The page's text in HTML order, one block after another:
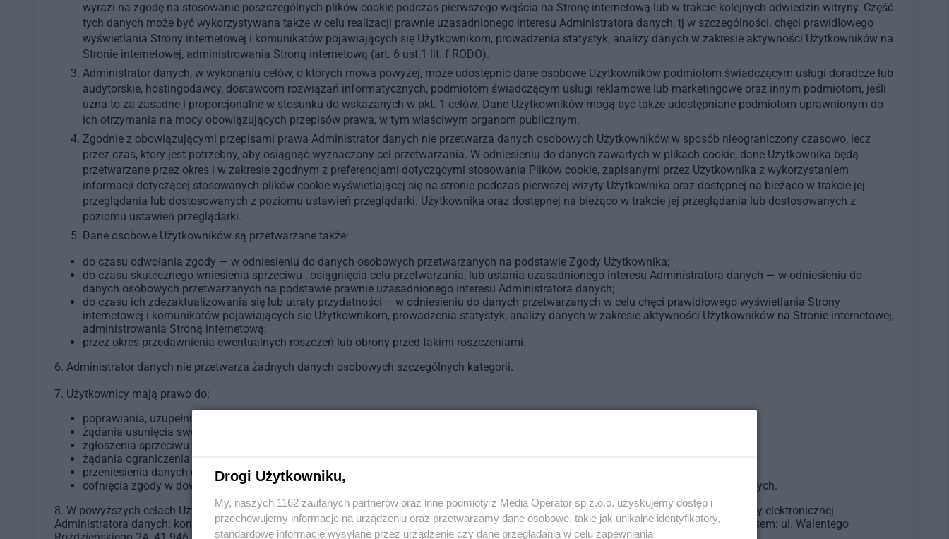
wyrazi na zgodę na stosowanie poszczególnych plików cookie podczas pierwszego wejścia na Stronę internetową lub w trakcie kolejnych odwiedzin witryny. Część
tych danych może być wykorzystywana także w celu realizacji prawnie uzasadnionego interesu Administratora danych, tj w szczególności. chęci prawidłowego
wyświetlania Strony internetowej i komunikatów pojawiających się Użytkownikom, prowadzenia statystyk, analizy danych w zakresie aktywności Użytkowników na
Stronie internetowej, administrowania Stroną internetową (art. 6 ust.1 lit. f RODO).
Administrator danych, w wykonaniu celów, o których mowa powyżej, może udostępnić dane osobowe Użytkowników podmiotom świadczącym usługi doradcze lub
audytorskie, hostingodawcy, dostawcom rozwiązań informatycznych, podmiotom świadczącym usługi reklamowe lub marketingowe oraz innym podmiotom, jeśli
uzna to za zasadne i proporcjonalne w stosunku do wskazanych w pkt. 1 celów. Dane Użytkowników mogą być także udostępniane podmiotom uprawnionym do
ich otrzymania na mocy obowiązujących przepisów prawa, w tym właściwym organom publicznym.
Zgodnie z obowiązującymi przepisami prawa Administrator danych nie przetwarza danych osobowych Użytkowników w sposób nieograniczony czasowo, lecz
przez czas, który jest potrzebny, aby osiągnąć wyznaczony cel przetwarzania. W odniesieniu do danych zawartych w plikach cookie, dane Użytkownika będą
przetwarzane przez okres i w zakresie zgodnym z preferencjami dotyczącymi stosowania Plików cookie, zapisanymi przez Użytkownika z wykorzystaniem
informacji dotyczącej stosowanych plików cookie wyświetlającej się na stronie podczas pierwszej wizyty Użytkownika oraz dostępnej na bieżąco w trakcie jej
przeglądania lub dostosowanych z poziomu ustawień przeglądarki. Użytkownika oraz dostępnej na bieżąco w trakcie jej przeglądania lub dostosowanych z
poziomu ustawień przeglądarki.
Dane osobowe Użytkowników są przetwarzane także:
do czasu odwołania zgody — w odniesieniu do danych osobowych przetwarzanych na podstawie Zgody Użytkownika;
do czasu skutecznego wniesienia sprzeciwu , osiągnięcia celu przetwarzania, lub ustania uzasadnionego interesu Administratora danych — w odniesieniu do
danych osobowych przetwarzanych na podstawie prawnie uzasadnionego interesu Administratora danych;
do czasu ich zdezaktualizowania się lub utraty przydatności – w odniesieniu do danych przetwarzanych w celu chęci prawidłowego wyświetlania Strony
internetowej i komunikatów pojawiających się Użytkownikom, prowadzenia statystyk, analizy danych w zakresie aktywności Użytkowników na Stronie internetowej,
administrowania Stroną internetową;
przez okres przedawnienia ewentualnych roszczeń lub obrony przed takimi roszczeniami.
6. Administrator danych nie przetwarza żadnych danych osobowych szczególnych kategorii.
7. Użytkownicy mają prawo do:
poprawiania, uzupełniania, uaktualnienia bądź sprostowania swoich danych osobowych;
żądania usunięcia swoich danych osobowych;
zgłoszenia sprzeciwu w zakresie przetwarzana swoich danych osobowych;
żądania ograniczenia przetwarzania danych osobowych
przeniesienia danych do innego administratora na warunkach opisanych w art. 20 RODO;
cofnięcia zgody w dowolnym momencie, jeśli podstawą przetwarzania jest wyłącznie Państwa zgoda na przetwarzanie danych osobowych.
8. W powyższych celach Użytkownicy mogą przesłać stosowne żądanie w formie pisemnej bądź poprzez pocztę elektroniczną na adres poczty elektronicznej
Administratora danych: kontakt@media-operator.pl lub załatwić swoją sprawę osobiście w miejscu siedziby Administratora danych, pod adresem: ul. Walentego
Drogi Użytkowniku,
My, naszych 1162 zaufanych partnerów oraz inne podmioty z Media Operator sp z.o.o. uzyskujemy dostęp i
przechowujemy informacje na urządzeniu oraz przetwarzamy dane osobowe, takie jak unikalne identyfikatory,
standardowe informacje wysyłane przez urządzenie czy dane przeglądania w celu zapewniania